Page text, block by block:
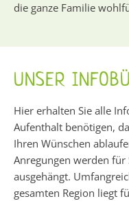
die ganze Familie
UNSER
Hier erhalten Sie alle
Aufenthalt benötigen,
Ihren Wünschen
Anregungen werden für
ausgehängt.
gesamten Region liegt